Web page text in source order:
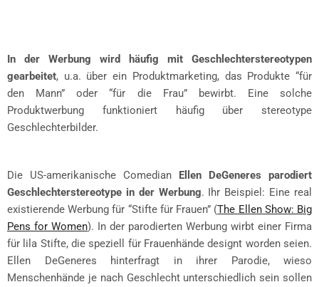
In der Werbung wird häufig mit Geschlechterstereotypen
gearbeitet, u.a. über ein Produktmarketing, das Produkte “für
den Mann” oder “für die Frau” bewirbt. Eine solche
Produktwerbung funktioniert häufig über stereotype
Geschlechterbilder.
Die US-amerikanische Comedian Ellen DeGeneres parodiert
Geschlechterstereotype in der Werbung. Ihr Beispiel: Eine real
existierende Werbung für “Stifte für Frauen” (The Ellen Show: Big
Pens for Women). In der parodierten Werbung wirbt einer Firma
für lila Stifte, die speziell für Frauenhände designt worden seien.
Ellen DeGeneres hinterfragt in ihrer Parodie, wieso
Menschenhände je nach Geschlecht unterschiedlich sein sollen